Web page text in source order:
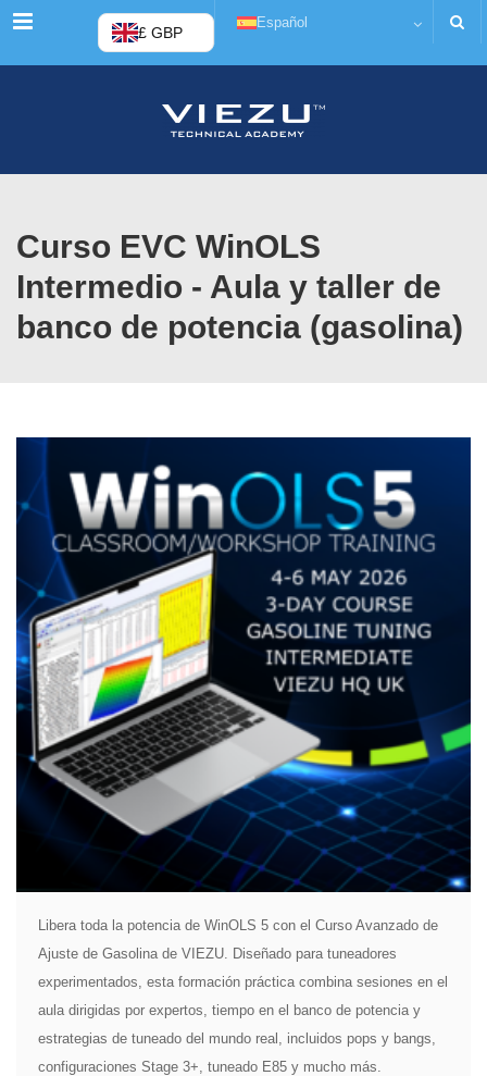
Menú £ GBP
Español
Curso EVC WinOLS
Intermedio - Aula y taller de
banco de potencia (gasolina)
Libera toda la potencia de WinOLS 5 con el Curso Avanzado de
Ajuste de Gasolina de VIEZU. Diseñado para tuneadores
experimentados, esta formación práctica combina sesiones en el
aula dirigidas por expertos, tiempo en el banco de potencia y
estrategias de tuneado del mundo real, incluidos pops y bangs,
configuraciones Stage 3+, tuneado E85 y mucho más.